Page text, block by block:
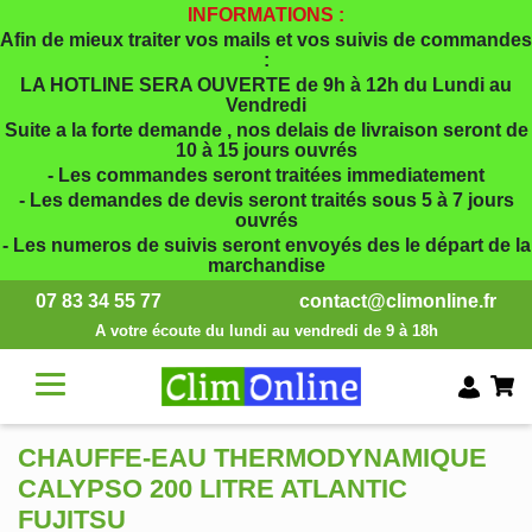
INFORMATIONS :
Afin de mieux traiter vos mails et vos suivis de commandes
:
LA HOTLINE SERA OUVERTE de 9h à 12h du Lundi au
Vendredi
Suite a la forte demande , nos delais de livraison seront de
10 à 15 jours ouvrés
- Les commandes seront traitées immediatement
- Les demandes de devis seront traités sous 5 à 7 jours
ouvrés
- Les numeros de suivis seront envoyés des le départ de la
marchandise
07 83 34 55 77
A votre écoute du lundi au vendredi de 9 à 18h
contact@climonline.fr
CHAUFFE-EAU THERMODYNAMIQUE
CALYPSO 200 LITRE ATLANTIC
FUJITSU